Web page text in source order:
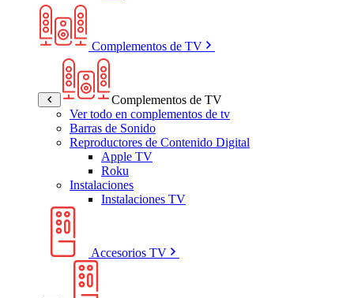
Complementos de TV
Complementos de TV
Ver todo en complementos de tv
Barras de Sonido
Reproductores de Contenido Digital
Apple TV
Roku
Instalaciones
Instalaciones TV
Accesorios TV